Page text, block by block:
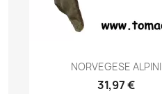
Anteprima
NORVEGESE ALPINI
31,97 €